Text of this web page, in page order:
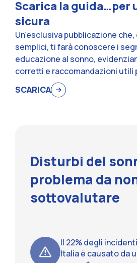
Scarica la guida…per
sicura
Un’esclusiva pubblicazione
semplici, ti farà conoscere i
educazione al sonno,
corretti e raccomandazioni utili
SCARICA
Disturbi del
problema da
sottovalutare
Il 22% degli
Italia è causato da